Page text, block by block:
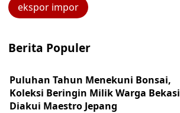
ekspor impor
Berita Populer
Puluhan Tahun Menekuni Bonsai,
Koleksi Beringin Milik Warga Bekasi
Diakui Maestro Jepang